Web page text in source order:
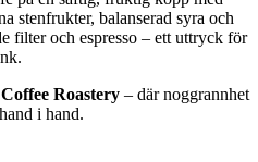
stenfrukter, balanserad syra och
filter och espresso – ett uttryck för
Roastery – där noggrannhet
i hand.